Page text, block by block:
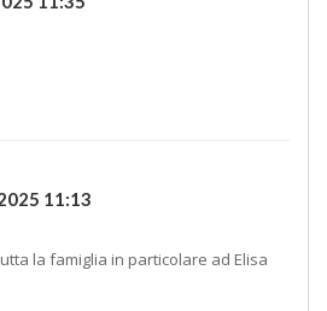
11:13
la famiglia in particolare ad Elisa